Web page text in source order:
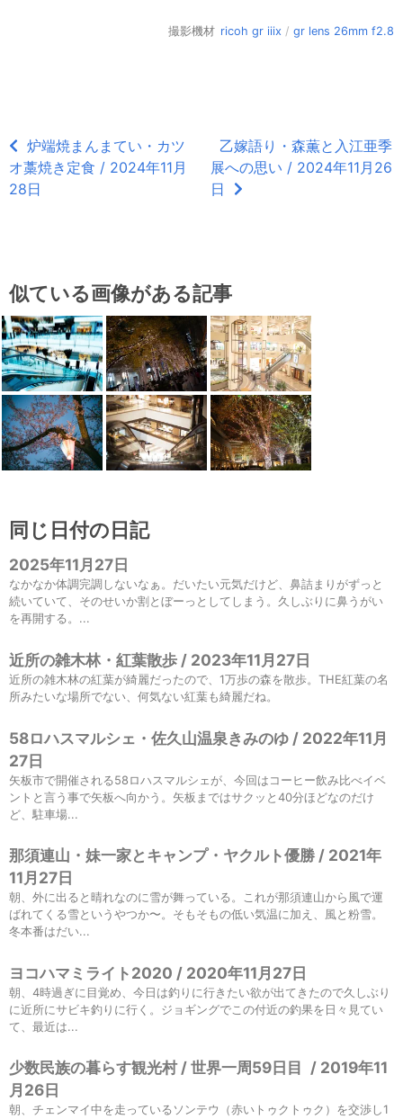
撮影機材 ricoh gr iiix / gr lens 26mm f2.8
炉端焼まんまてい・カツ
オ藁焼き定食 / 2024年11月
28日
乙嫁語り・森薫と入江亜季
展への思い / 2024年11月26
日
似ている画像がある記事
同じ日付の日記
2025年11月27日
なかなか体調完調しないなぁ。だいたい元気だけど、鼻詰まりがずっと
続いていて、そのせいか割とぼーっとしてしまう。久しぶりに鼻うがい
を再開する。...
近所の雑木林・紅葉散歩 / 2023年11月27日
近所の雑木林の紅葉が綺麗だったので、1万歩の森を散歩。THE紅葉の名
所みたいな場所でない、何気ない紅葉も綺麗だね。
58ロハスマルシェ・佐久山温泉きみのゆ / 2022年11月
27日
矢板市で開催される58ロハスマルシェが、今回はコーヒー飲み比べイベ
ントと言う事で矢板へ向かう。矢板まではサクッと40分ほどなのだけ
ど、駐車場...
那須連山・妹一家とキャンプ・ヤクルト優勝 / 2021年
11月27日
朝、外に出ると晴れなのに雪が舞っている。これが那須連山から風で運
ばれてくる雪というやつか〜。そもそもの低い気温に加え、風と粉雪。
冬本番はだい...
ヨコハマミライト2020 / 2020年11月27日
朝、4時過ぎに目覚め、今日は釣りに行きたい欲が出てきたので久しぶり
に近所にサビキ釣りに行く。ジョギングでこの付近の釣果を日々見てい
て、最近は...
少数民族の暮らす観光村 / 世界一周59日目 / 2019年11
月26日
朝、チェンマイ中を走っているソンテウ（赤いトゥクトゥク）を交渉し1